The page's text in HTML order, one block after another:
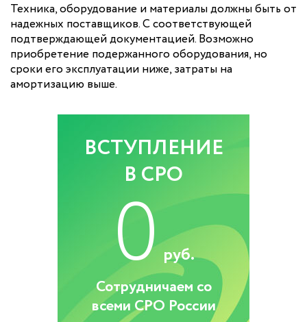
Техника, оборудование и материалы должны быть от
надежных поставщиков. С соответствующей
подтверждающей документацией. Возможно
приобретение подержанного оборудования, но
сроки его эксплуатации ниже, затраты на
амортизацию выше.
ВСТУПЛЕНИЕ
В СРО
0 руб.
Сотрудничаем со
всеми СРО России